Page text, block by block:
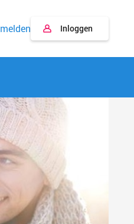
Inloggen